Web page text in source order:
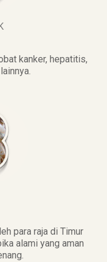
kanker, hepatitis,
para raja di Timur
alami yang aman